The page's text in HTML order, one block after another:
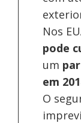
Nos
pode
um
em
O